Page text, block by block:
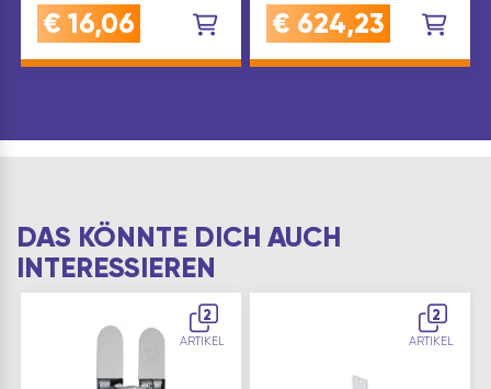
Oberfläche: verzinkt
Inhaltsangabe (ST): 1
€ 16,06
Einfräsbänder, -
Aufnahmeelement und
€ 624,23
DAS KÖNNTE DICH AUCH
INTERESSIEREN
2
ARTIKEL
2
ARTIKEL